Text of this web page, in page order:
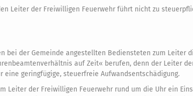
Leiter der Freiwilligen Feuerwehr führt nicht zu
bei der Gemeinde angestellten Bediensteten zum Leiter
auf Zeit« berufen, denn der Leiter
geringfügige, steuerfreie Aufwandsentschädigung.
Leiter der Freiwilligen Feuerwehr rund um die Uhr ein